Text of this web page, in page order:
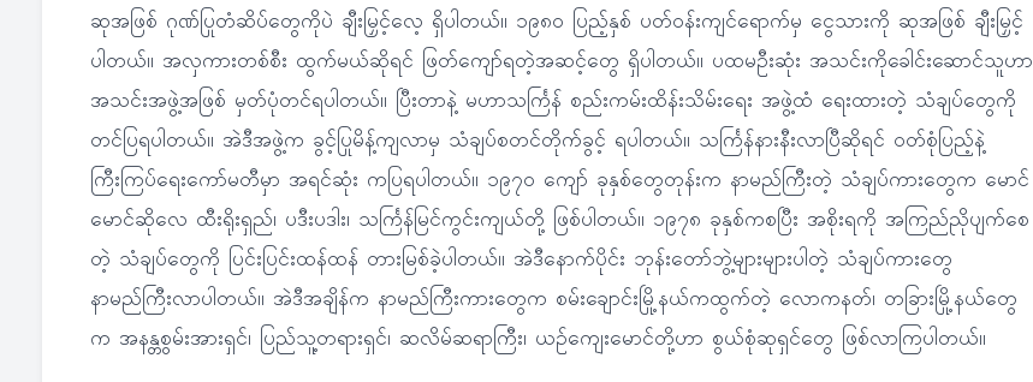
ဆုအဖြစ် ဂုဏ်ပြုတံဆိပ်တွေကိုပဲ ချီးမြှင့်လေ့ ရှိပါတယ်။ ၁၉၈၀ ပြည့်နှစ် ပတ်ဝန်းကျင်ရောက်မှ ငွေသားကို ဆုအဖြစ် ချီးမြှင့်
ပါတယ်။ အလှကားတစ်စီး ထွက်မယ်ဆိုရင် ဖြတ်ကျော်ရတဲ့အဆင့်တွေ ရှိပါတယ်။ ပထမဦးဆုံး အသင်းကိုခေါင်းဆောင်သူဟာ
အသင်းအဖွဲ့အဖြစ် မှတ်ပုံတင်ရပါတယ်။ ပြီးတာနဲ့ မဟာသင်္ကြန် စည်းကမ်းထိန်းသိမ်းရေး အဖွဲ့ထံ ရေးထားတဲ့ သံချပ်တွေကို
တင်ပြရပါတယ်။ အဲဒီအဖွဲ့က ခွင့်ပြုမိန့်ကျလာမှ သံချပ်စတင်တိုက်ခွင့် ရပါတယ်။ သင်္ကြန်နားနီးလာပြီဆိုရင် ဝတ်စုံပြည့်နဲ့
ကြီးကြပ်ရေးကော်မတီမှာ အရင်ဆုံး ကပြရပါတယ်။ ၁၉၇၀ ကျော် ခုနှစ်တွေတုန်းက နာမည်ကြီးတဲ့ သံချပ်ကားတွေက မောင်
မောင်ဆိုလေ ထီးရိုးရှည်၊ ပဒီးပဒါး၊ သင်္ကြန်မြင်ကွင်းကျယ်တို့ ဖြစ်ပါတယ်။ ၁၉၇၈ ခုနှစ်ကစပြီး အစိုးရကို အကြည်ညိုပျက်စေ
တဲ့ သံချပ်တွေကို ပြင်းပြင်းထန်ထန် တားမြစ်ခဲ့ပါတယ်။ အဲဒီနောက်ပိုင်း ဘုန်းတော်ဘွဲ့များများပါတဲ့ သံချပ်ကားတွေ
နာမည်ကြီးလာပါတယ်။ အဲဒီအချိန်က နာမည်ကြီးကားတွေက စမ်းချောင်းမြို့နယ်ကထွက်တဲ့ လောကနတ်၊ တခြားမြို့နယ်တွေ
က အနန္တစွမ်းအားရှင်၊ ပြည်သူ့တရားရှင်၊ ဆလိမ်ဆရာကြီး၊ ယဉ်ကျေးမောင်တို့ဟာ စွယ်စုံဆုရှင်တွေ ဖြစ်လာကြပါတယ်။